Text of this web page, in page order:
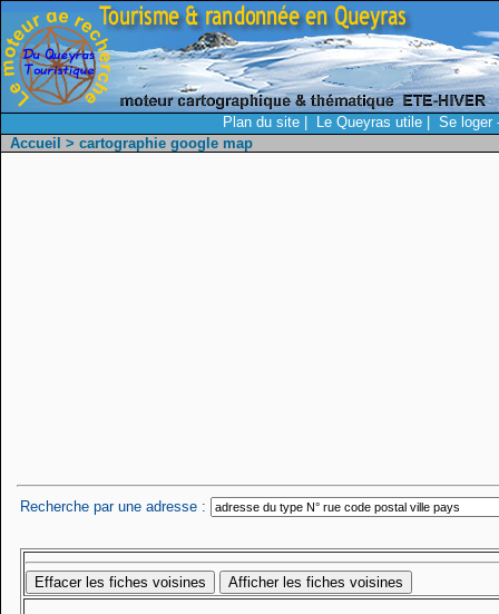
Plan du site| Le Queyras utile|
Se loger
Accueil > cartographie google map
Recherche par une adresse :